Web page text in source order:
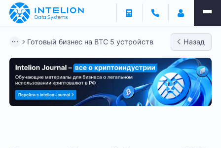
Готовый бизнес на BTC 5 устройств Назад